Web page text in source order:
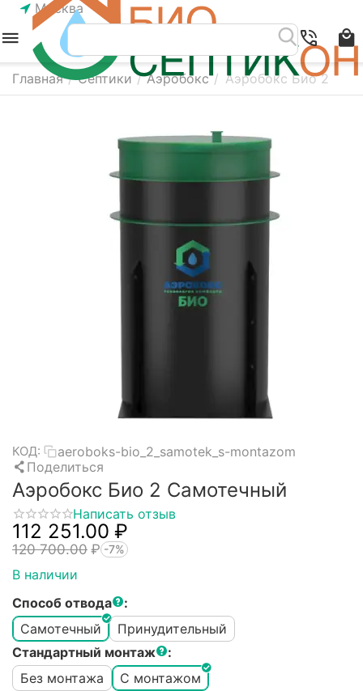
Москва
Главная / Септики / Аэробокс / Аэробокс Био 2
КОД:
aeroboks-bio_2_samotek_s-montazom
Поделиться
Аэробокс Био 2 Самотечный
Написать отзыв
112 251.00 ₽
120 700.00 ₽ -7%
В наличии
Способ отвода
:
Самотечный
Принудительный
Стандартный монтаж
:
Без монтажа
С монтажом